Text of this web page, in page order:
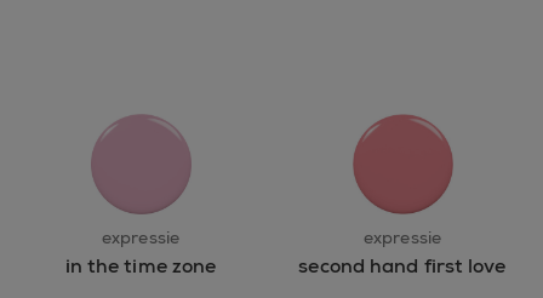
expressie
in the time zone
expressie
second hand first love